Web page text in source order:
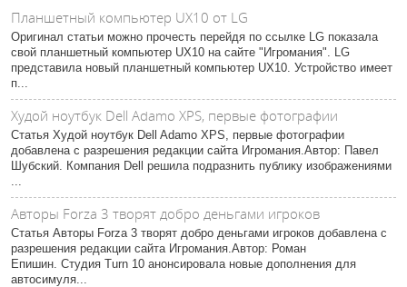
Планшетный компьютер UX10 от LG
Оригинал статьи можно прочесть перейдя по ссылке LG показала
свой планшетный компьютер UX10 на сайте "Игромания". LG
представила новый планшетный компьютер UX10. Устройство имеет
п...
Худой ноутбук Dell Adamo XPS, первые фотографии
Статья Худой ноутбук Dell Adamo XPS, первые фотографии
добавлена с разрешения редакции сайта Игромания.Автор: Павел
Шубский. Компания Dell решила подразнить публику изображениями
...
Авторы Forza 3 творят добро деньгами игроков
Статья Авторы Forza 3 творят добро деньгами игроков добавлена с
разрешения редакции сайта Игромания.Автор: Роман
Епишин. Студия Turn 10 анонсировала новые дополнения для
автосимуля...